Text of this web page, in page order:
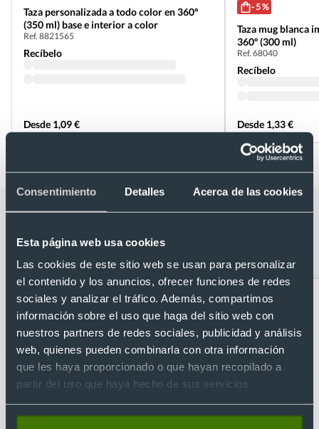
Consentimiento Detalles Acerca de las cookies
Esta página web usa cookies
Las cookies de este sitio web se usan para personalizar
el contenido y los anuncios, ofrecer funciones de redes
sociales y analizar el tráfico. Además, compartimos
información sobre el uso que haga del sitio web con
nuestros partners de redes sociales, publicidad y análisis
web, quienes pueden combinarla con otra información
que les haya proporcionado o que hayan recopilado a
partir del uso que haya hecho de sus servicios.
Taza personalizada a todo color en 360º
(350 ml) base e interior a color
Ref. 8821565
Recíbelo
Desde 1,09 €
- 5 %
Taza mug blanca
360º (300 ml)
Ref. 68040
Recíbelo
Desde 1,33 €
Categorías relacionadas con Taza de
metal impresa a todo color 360º (200
ml)
personalizados